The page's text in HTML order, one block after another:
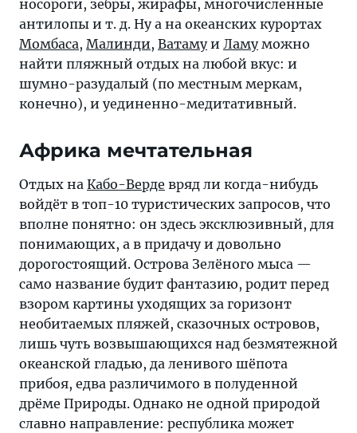
носороги, зебры, жирафы, многочисленные
антилопы и т. д. Ну а на океанских курортах
Момбаса, Малинди, Ватамуи Ламуможно
найти пляжный отдых на любой вкус: и
шумно-разудалый (по местным меркам,
конечно), и уединенно-медитативный.
Африка мечтательная
Отдых на Кабо-Верде вряд ли когда-нибудь
войдёт в топ-10 туристических запросов, что
вполне понятно: он здесь эксклюзивный, для
понимающих, а в придачу и довольно
дорогостоящий. Острова Зелёного мыса —
само название будит фантазию, родит перед
взором картины уходящих за горизонт
необитаемых пляжей, сказочных островов,
лишь чуть возвышающихся над безмятежной
океанской гладью, да ленивого шёпота
прибоя, едва различимого в полуденной
дрёме Природы. Однако не одной природой
славно направление: республика может